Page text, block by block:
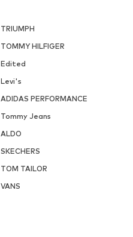
TRIUMPH
TOMMY HILFIGER
Edited
Levi's
ADIDAS PERFORMANCE
Tommy Jeans
ALDO
SKECHERS
TOM TAILOR
VANS